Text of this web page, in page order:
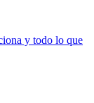
y todo lo que